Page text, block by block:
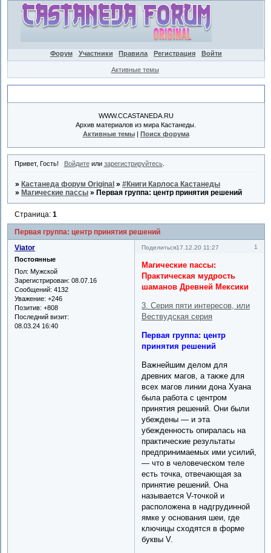
Форум Участники Правила Регистрация Войти
Активные темы
WWW.CCASTANEDA.RU
Архив материалов из мира Кастанеды.
Активные темы| Поиск форума
Привет, Гость! Войдитеили зарегистрируйтесь.
» Кастанеда форум Original »#Книги Карлоса Кастанеды
» Магические пассы » Первая группа: центр принятия решений
Первая группа: центр принятия решений
Страница:1
Поделиться 1
17.12.20 11:27
Viator
Постоянные
Пол: Мужской
Зарегистрирован: 08.07.16
Сообщений: 4132
Уважение: +246
Позитив: +808
Последний визит:
08.03.24 16:40
Магические пассы:
Практическая мудрость
шаманов Древней Мексики
3. Серия пяти интересов, или
Вествудская серия
Первая группа: центр
принятия решений
Важнейшим делом для
древних магов, а также для
всех магов линии дона Хуана
была работа с центром
принятия решений. Они были
убеждены — и эта
убежденность опиралась на
практические результаты
предпринимаемых ими усилий,
— что в человеческом теле
есть точка, отвечающая за
принятие решений. Она
называется V-точкой и
расположена в надгрудинной
ямке у основания шеи, где
ключицы сходятся в форме
буквы V.